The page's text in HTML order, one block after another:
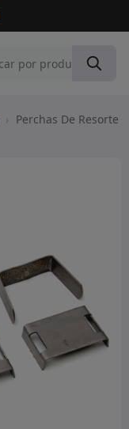
› Perchas De Resorte